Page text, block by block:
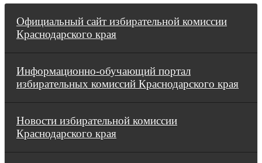
Официальный сайт избирательной комиссии
Краснодарского края
Информационно-обучающий портал
избирательных комиссий Краснодарского края
Новости избирательной комиссии
Краснодарского края